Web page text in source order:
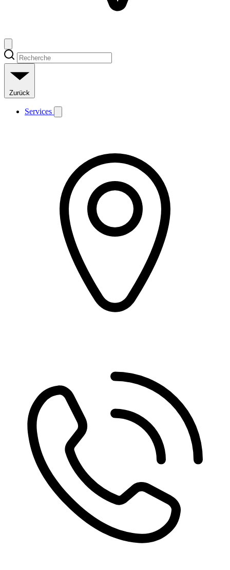
Zurück
Services